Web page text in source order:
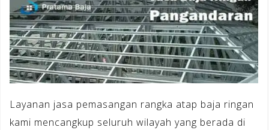
Layanan jasa pemasangan rangka atap baja ringan
kami mencangkup seluruh wilayah yang berada di